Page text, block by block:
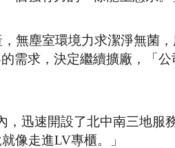
無塵室環境力求潔淨無菌
需求，決定繼續擴廠，「
迅速開設了北中南三地服
像走進LV專櫃。」